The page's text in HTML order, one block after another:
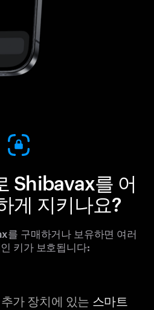
Shibavax를 어
게 지키나요?
구매하거나 보유하면 여러
키가 보호됩니다:
가 장치에 있는 스마트